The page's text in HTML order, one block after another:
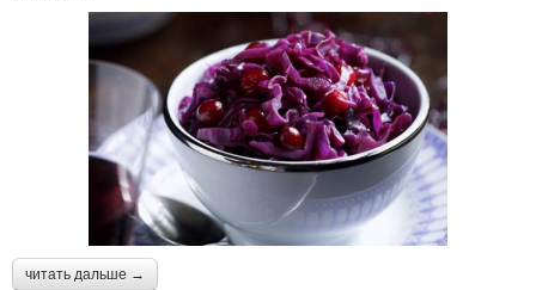
читать дальше →